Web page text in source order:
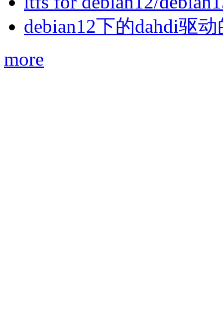
debian12下的dahdi驱动
more